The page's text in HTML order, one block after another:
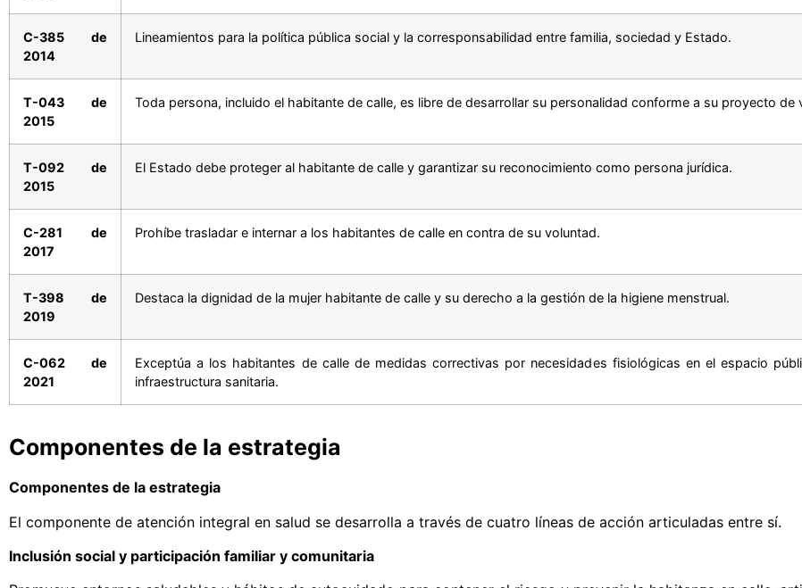
C-385 de
2014
Lineamientos para la política pública social y la corresponsabilidad entre familia, sociedad y Estado.
T-043 de
2015
Toda persona, incluido el habitante de calle, es libre de desarrollar su personalidad conforme a su proyecto de
T-092 de
2015
El Estado debe proteger al habitante de calle y garantizar su reconocimiento como persona jurídica.
C-281 de
2017
Prohíbe trasladar e internar a los habitantes de calle en contra de su voluntad.
T-398 de
2019
Destaca la dignidad de la mujer habitante de calle y su derecho a la gestión de la higiene menstrual.
C-062 de
2021
Exceptúa a los habitantes de calle de medidas correctivas por necesidades fisiológicas en el espacio
infraestructura sanitaria.
Componentes de la estrategia
Componentes de la estrategia
El componente de atención integral en salud se desarrolla a través de cuatro líneas de acción articuladas entre sí.
Inclusión social y participación familiar y comunitaria